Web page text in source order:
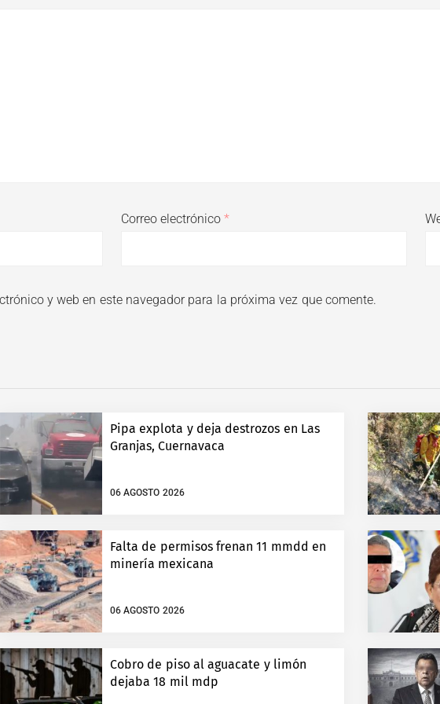
Correo electrónico*
y web en este navegador para la próxima vez que comente.
Pipa explota y deja destrozos en Las
Granjas, Cuernavaca
06 AGOSTO 2026
Falta de permisos frenan 11 mmdd en
minería mexicana
06 AGOSTO 2026
Cobro de piso al aguacate y limón
dejaba 18 mil mdp